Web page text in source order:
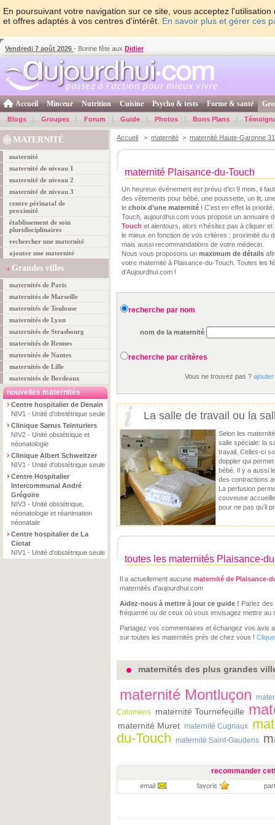
En poursuivant votre navigation sur ce site, vous acceptez
et offres adaptés à vos centres d'intérêt. En savoir plus et gérer ces
Vendredi 7 août 2026 - Bonne fête aux Didier
Accueil Minceur Nutrition Cuisine Psycho & tests Forme & santé
Blogs Groupes Forum Guide Photos Bons Plans
MATERNITÉ
maternité
maternité de niveau 1
maternité de niveau 2
maternité de niveau 3
centre périnatal de
proximité
établissement de soin
pluridisciplinaires
rechercher une maternité
ajouter une maternité
Grandes villes
maternités de Paris
maternités de Marseille
maternités de Toulouse
maternités de Lyon
maternités de Strasbourg
maternités de Rennes
maternités de Nantes
maternités de Lille
maternités de Bordeaux
nouvelles maternités
Centre hospitalier de Denain
NIV1 - Unité d'obstétrique seule
Clinique Sarrus Teinturiers
NIV2 - Unité obstétrique et
néonatologie
Clinique Albert Schweitzer
NIV1 - Unité d'obstétrique seule
Centre Hospitalier
Intercommunal André
Grégoire
NIV3 - Unité obstétrique,
néonatologie et réanimation
néonatale
Centre hospitalier de La
Ciotat
NIV1 - Unité d'obstétrique seule
Accueil > maternité > maternité Haute-Garonne 31
maternité Plaisance-du-Touch
Un heureux événement est prévu d’ici 9 mois, il
des vêtements pour bébé, une poussette, un lit,
le choix d’une maternité ! C’est en effet la
Touch, aujourdhui.com vous propose un annuaire
Touch et alentours, alors n’hésitez pas à cliquer
le mieux en fonction de vos critères : proximité du
mais aussi recommandations de votre médecin.
Nous vous proposons un maximum de détails
votre maternité à Plaisance-du-Touch. Toutes les
d’Aujourdhui.com !
recherche par nom
nom de la maternité
recherche par critères
Vous ne trouvez pas ?
La salle de travail ou la
Selon les
salle spéciale: la
travail. Celles-ci
doppler qui
bébé. Il y a aussi
des contractions
La perfusion
couveuse
pour ne pas qu'il
toutes les maternités Plaisance-
Il a actuellement aucune maternité de Plaisance-
maternités d'aujourdhui.com
Aidez-nous à mettre à jour ce guide ! Parlez
fréquenté ou de ceux où vous envisagez mettre au
Partagez vos commentaires et échangez vos avis
sur toutes les maternités près de chez vous !
maternités des plus grandes
maternité Montluçon
Colomiers maternité Tournefeuille
maternité Muret maternité Cugnaux
du-Touch maternité Saint-Gaudens
recommander
email favoris